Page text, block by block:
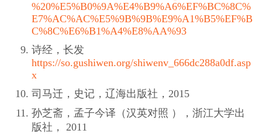
%20%E5%B0%9A%E4%B9%A6%EF%BC%8C%
E7%AC%AC%E5%9B%9B%E9%A1%B5%EF%B
C%8C%E6%B1%A4%E8%AA%93
诗经，长发
https://so.gushiwen.org/shiwenv_666dc288a0df.asp
x
司马迁，史记，辽海出版社，2015
孙芝斋，孟子今译（汉英对照 ），浙江大学出
版社， 2011